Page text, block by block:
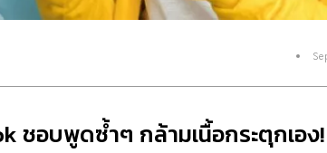
ชอบพูดซ้ำๆ กล้ามเนื้อกระตุกเอง!